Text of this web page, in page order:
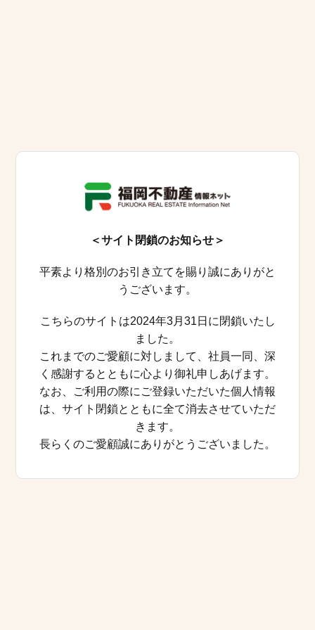
＜サイト閉鎖のお知らせ＞
平素より格別のお引き立てを賜り誠にありがと
うございます。
こちらのサイトは2024年3月31日に閉鎖いたし
ました。
これまでのご愛顧に対しまして、社員一同、深
く感謝するとともに心より御礼申しあげます。
なお、ご利用の際にご登録いただいた個人情報
は、サイト閉鎖とともに全て消去させていただ
きます。
長らくのご愛顧誠にありがとうございました。